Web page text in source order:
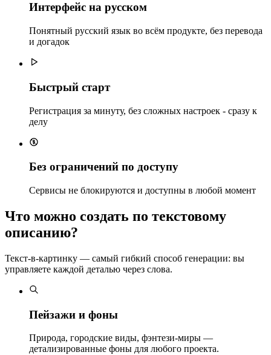
Интерфейс на русском
Понятный русский язык во всём продукте, без перевода
и догадок
Быстрый старт
Регистрация за минуту, без сложных настроек - сразу к
делу
Без ограничений по доступу
Сервисы не блокируются и доступны в любой момент
Что можно создать по текстовому
описанию?
Текст-в-картинку — самый гибкий способ генерации: вы
управляете каждой деталью через слова.
Пейзажи и фоны
Природа, городские виды, фэнтези-миры —
детализированные фоны для любого проекта.